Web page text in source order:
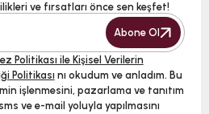
ve fırsatları önce sen keşfet!
Abone Ol
Politikası ile Kişisel Verilerin
Politikası nı okudum ve anladım. Bu
işlenmesini, pazarlama ve tanıtım
ve e-mail yoluyla yapılmasını